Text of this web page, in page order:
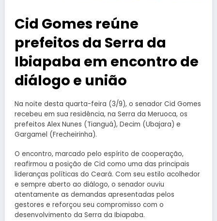
Cid Gomes reúne
prefeitos da Serra da
Ibiapaba em encontro de
diálogo e união
Na noite desta quarta-feira (3/9), o senador Cid Gomes
recebeu em sua residência, na Serra da Meruoca, os
prefeitos Alex Nunes (Tianguá), Decim (Ubajara) e
Gargamel (Frecheirinha).
O encontro, marcado pelo espírito de cooperação,
reafirmou a posição de Cid como uma das principais
lideranças políticas do Ceará. Com seu estilo acolhedor
e sempre aberto ao diálogo, o senador ouviu
atentamente as demandas apresentadas pelos
gestores e reforçou seu compromisso com o
desenvolvimento da Serra da Ibiapaba.